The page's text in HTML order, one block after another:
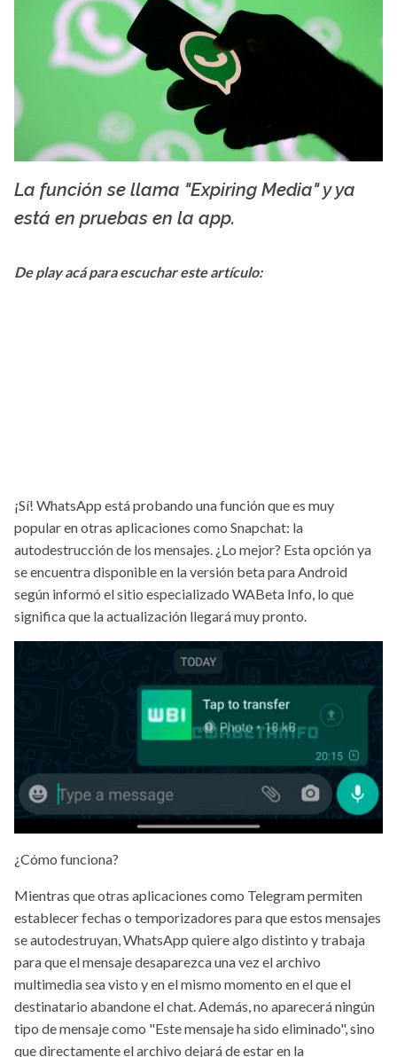
La función se llama "Expiring Media" y ya
está en pruebas en la app.
De play acá para escuchar este artículo:
¡Sí! WhatsApp está probando una función que es muy
popular en otras aplicaciones como Snapchat: la
autodestrucción de los mensajes. ¿Lo mejor? Esta opción ya
se encuentra disponible en la versión beta para Android
según informó el sitio especializado WABeta Info, lo que
significa que la actualización llegará muy pronto.
¿Cómo funciona?
Mientras que otras aplicaciones como Telegram permiten
establecer fechas o temporizadores para que estos mensajes
se autodestruyan, WhatsApp quiere algo distinto y trabaja
para que el mensaje desaparezca una vez el archivo
multimedia sea visto y en el mismo momento en el que el
destinatario abandone el chat. Además, no aparecerá ningún
tipo de mensaje como "Este mensaje ha sido eliminado", sino
que directamente el archivo dejará de estar en la